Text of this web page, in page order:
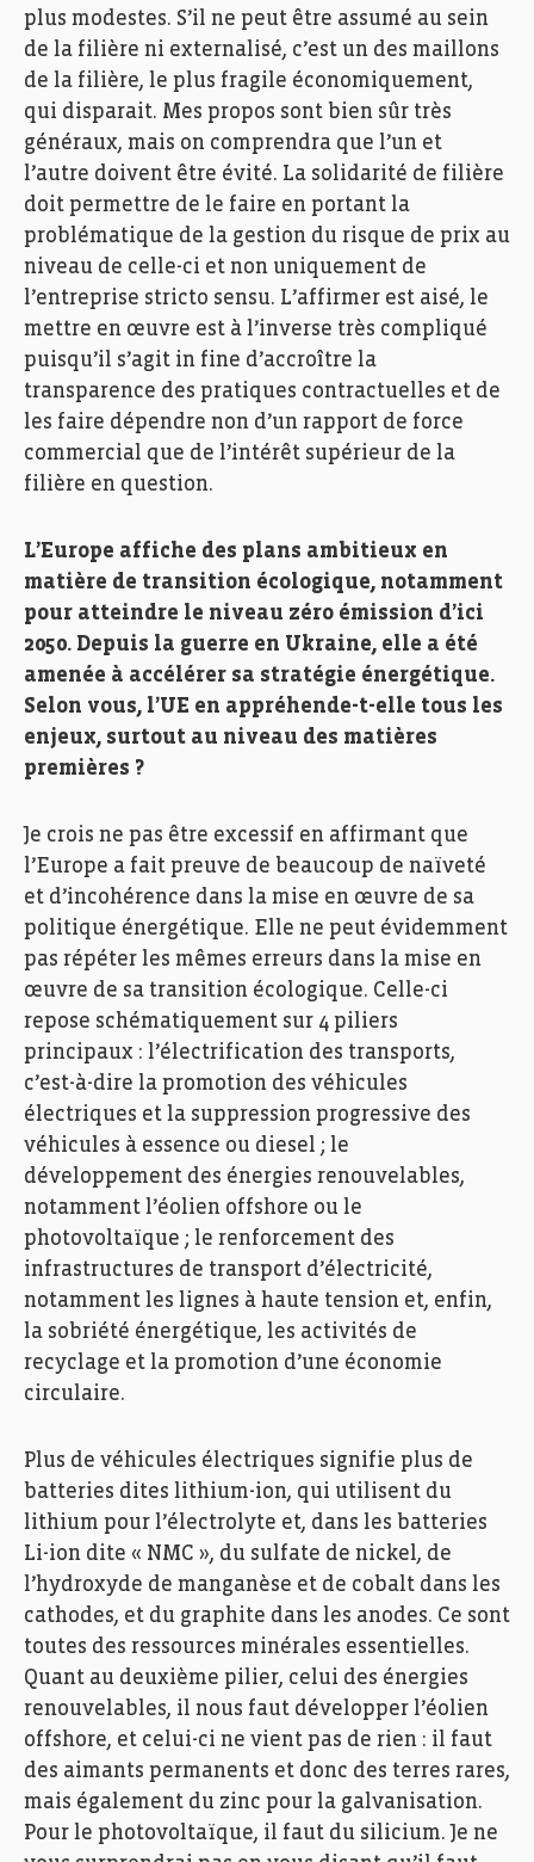
plus modestes. S’il ne peut être assumé au sein
de la filière ni externalisé, c’est un des maillons
de la filière, le plus fragile économiquement,
qui disparait. Mes propos sont bien sûr très
généraux, mais on comprendra que l’un et
l’autre doivent être évité. La solidarité de filière
doit permettre de le faire en portant la
problématique de la gestion du risque de prix au
niveau de celle-ci et non uniquement de
l’entreprise stricto sensu. L’affirmer est aisé, le
mettre en œuvre est à l’inverse très compliqué
puisqu’il s’agit in fine d’accroître la
transparence des pratiques contractuelles et de
les faire dépendre non d’un rapport de force
commercial que de l’intérêt supérieur de la
filière en question.
L’Europe affiche des plans ambitieux en
matière de transition écologique, notamment
pour atteindre le niveau zéro émission d’ici
2050. Depuis la guerre en Ukraine, elle a été
amenée à accélérer sa stratégie énergétique.
Selon vous, l’UE en appréhende-t-elle tous les
enjeux, surtout au niveau des matières
premières ?
Je crois ne pas être excessif en affirmant que
l’Europe a fait preuve de beaucoup de naïveté
et d’incohérence dans la mise en œuvre de sa
politique énergétique. Elle ne peut évidemment
pas répéter les mêmes erreurs dans la mise en
œuvre de sa transition écologique. Celle-ci
repose schématiquement sur 4 piliers
principaux : l’électrification des transports,
c’est-à-dire la promotion des véhicules
électriques et la suppression progressive des
véhicules à essence ou diesel ; le
développement des énergies renouvelables,
notamment l’éolien offshore ou le
photovoltaïque ; le renforcement des
infrastructures de transport d’électricité,
notamment les lignes à haute tension et, enfin,
la sobriété énergétique, les activités de
recyclage et la promotion d’une économie
circulaire.
Plus de véhicules électriques signifie plus de
batteries dites lithium-ion, qui utilisent du
lithium pour l’électrolyte et, dans les batteries
Li-ion dite « NMC », du sulfate de nickel, de
l’hydroxyde de manganèse et de cobalt dans les
cathodes, et du graphite dans les anodes. Ce sont
toutes des ressources minérales essentielles.
Quant au deuxième pilier, celui des énergies
renouvelables, il nous faut développer l’éolien
offshore, et celui-ci ne vient pas de rien : il faut
des aimants permanents et donc des terres rares,
mais également du zinc pour la galvanisation.
Pour le photovoltaïque, il faut du silicium. Je ne